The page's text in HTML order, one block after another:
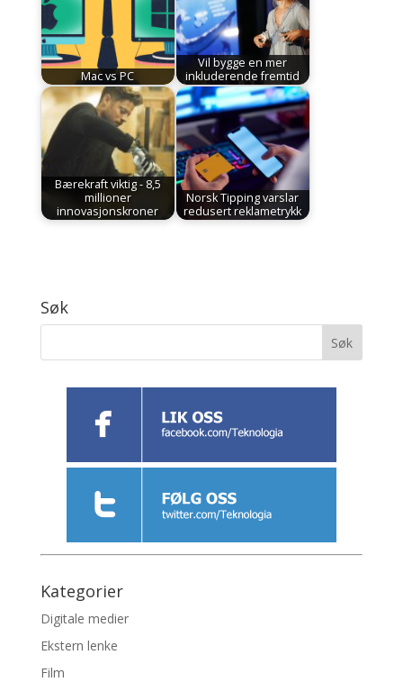
Mac vs PC
Vil bygge en mer
inkluderende fremtid
Bærekraft viktig - 8,5
millioner
innovasjonskroner
Norsk Tipping varslar
redusert reklametrykk
Søk
Kategorier
Digitale medier
Ekstern lenke
Film